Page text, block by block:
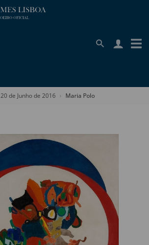
20 de Junho de 2016 Maria Polo